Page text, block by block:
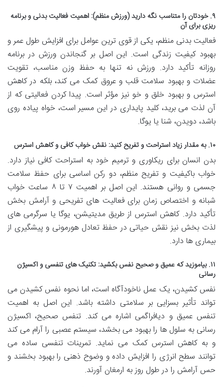
۹. خودتان را متناسب نگه دارید (ورزش منظم): اهمیت فعالیت بدنی و برنامه
ریزی برای آن
فعالیت بدنی منظم، یکی از قوی ترین عوامل برای افزایش طول عمر و
بهبود کیفیت زندگی است. این اصل بر گنجاندن ورزش در برنامه
روزانه تأکید دارد. ورزش نه تنها به حفظ وزن مناسب، تقویت
عضلات و بهبود سلامت قلب و عروق کمک می کند، بلکه در کاهش
استرس و بهبود خلق و خو نیز مؤثر است. پیدا کردن فعالیتی که از
آن لذت می برید، کلید پایداری در این مسیر است، خواه پیاده روی
باشد، دویدن، شنا یا یوگا.
۱۰. به مقدار زیاد استراحت و تفریح کنید: نقش خواب کافی و کاهش استرس
بدن انسان برای ریکاوری و ترمیم خود به استراحت کافی نیاز دارد.
خواب باکیفیت و تفریح منظم، دو رکن اساسی برای حفظ سلامت
جسمی و روانی هستند. این اصل بر اهمیت ۷ تا ۸ ساعت خواب
شبانه و اختصاص زمان برای فعالیت های تفریحی و آرامش بخش
تأکید دارد. کاهش استرس از طریق مدیتیشن، یوگا یا سرگرمی های
لذت بخش نیز نقش حیاتی در حفظ تعادل هورمونی و پیشگیری از
بیماری ها دارد.
۱۱. بیاموزید که عمیق و صحیح نفس بکشید: تکنیک های تنفسی و اکسیژن
رسانی
نفس کشیدن، یک عمل ناخودآگاه است، اما نحوه نفس کشیدن می
تواند تأثیر بسزایی بر سلامتی داشته باشد. این اصل به اهمیت
تنفس عمیق و دیافراگمی اشاره می کند. تنفس صحیح، اکسیژن
رسانی به سلول ها را بهبود می بخشد، سیستم عصبی را آرام می کند
و به کاهش استرس کمک می نماید. تمرینات تنفسی ساده می
توانند سطح انرژی را افزایش داده و وضوح ذهنی را بهبود بخشند و
حس آرامش را در طول روز به ارمغان آورند.